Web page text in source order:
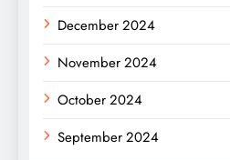
December 2024
November 2024
October 2024
September 2024